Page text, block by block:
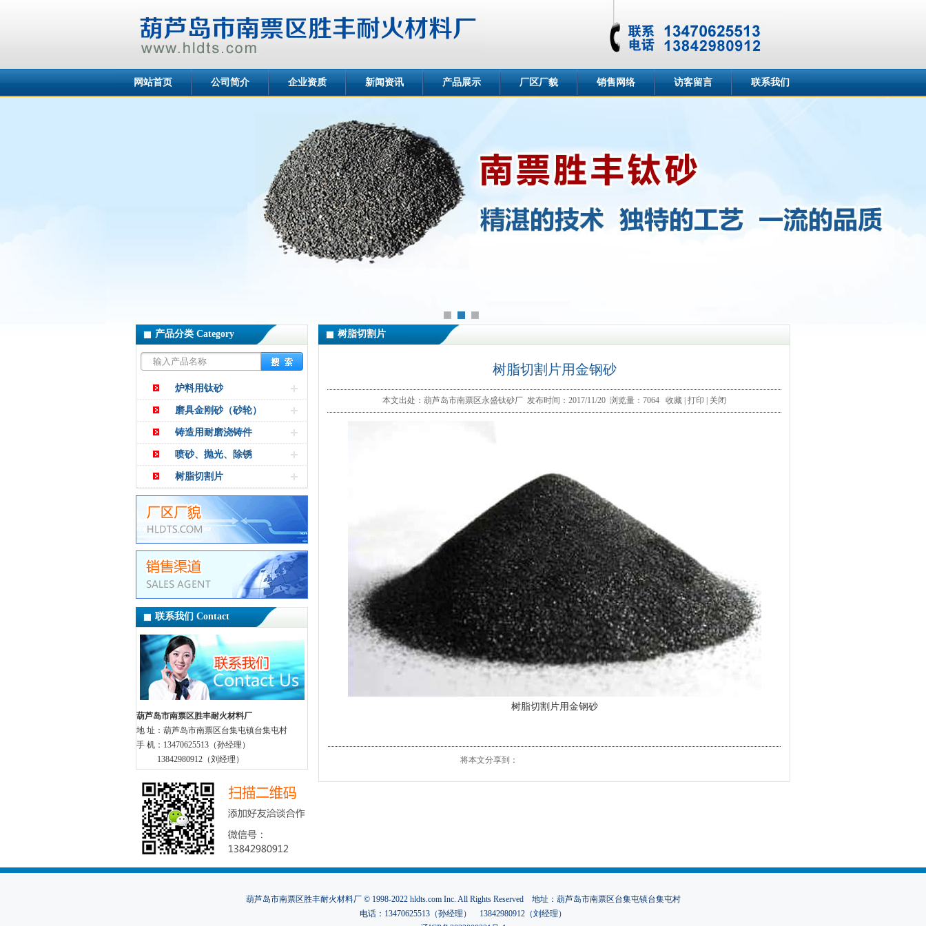
网站首页 公司简介 企业资质 新闻资讯 产品展示 厂区厂貌 销售网络 访客留言 联系我们
产品分类 Category
炉料用钛砂
磨具金刚砂（砂轮）
铸造用耐磨浇铸件
喷砂、抛光、除锈
树脂切割片
联系我们 Contact
葫芦岛市南票区胜丰耐火材料厂
地 址：葫芦岛市南票区台集屯镇台集屯村
手 机：13470625513（孙经理）
13842980912（刘经理）
树脂切割片
树脂切割片用金钢砂
本文出处：葫芦岛市南票区永盛钛砂厂 发布时间：2017/11/20 浏览量：7064 收藏 打印 关闭
树脂切割片用金钢砂
将本文分享到：
葫芦岛市南票区胜丰耐火材料厂 © 1998-2022 hldts.com Inc. All Rights Reserved 地址：葫芦岛市南票区台集屯镇台集屯村
电话：13470625513（孙经理） 13842980912（刘经理）